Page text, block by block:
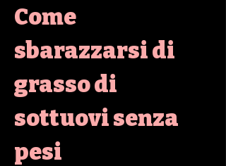
Come
sbarazzarsi di
grasso di
sottuovi senza
pesi